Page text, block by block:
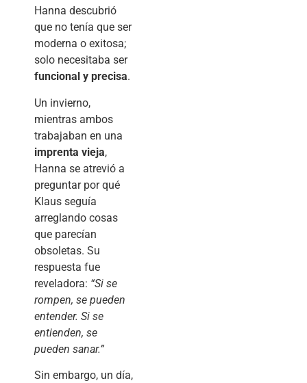
Hanna descubrió
que no tenía que ser
moderna o exitosa;
solo necesitaba ser
funcional y precisa.
Un invierno,
mientras ambos
trabajaban en una
imprenta vieja,
Hanna se atrevió a
preguntar por qué
Klaus seguía
arreglando cosas
que parecían
obsoletas. Su
respuesta fue
reveladora: “Si se
rompen, se pueden
entender. Si se
entienden, se
pueden sanar.”
Sin embargo, un día,